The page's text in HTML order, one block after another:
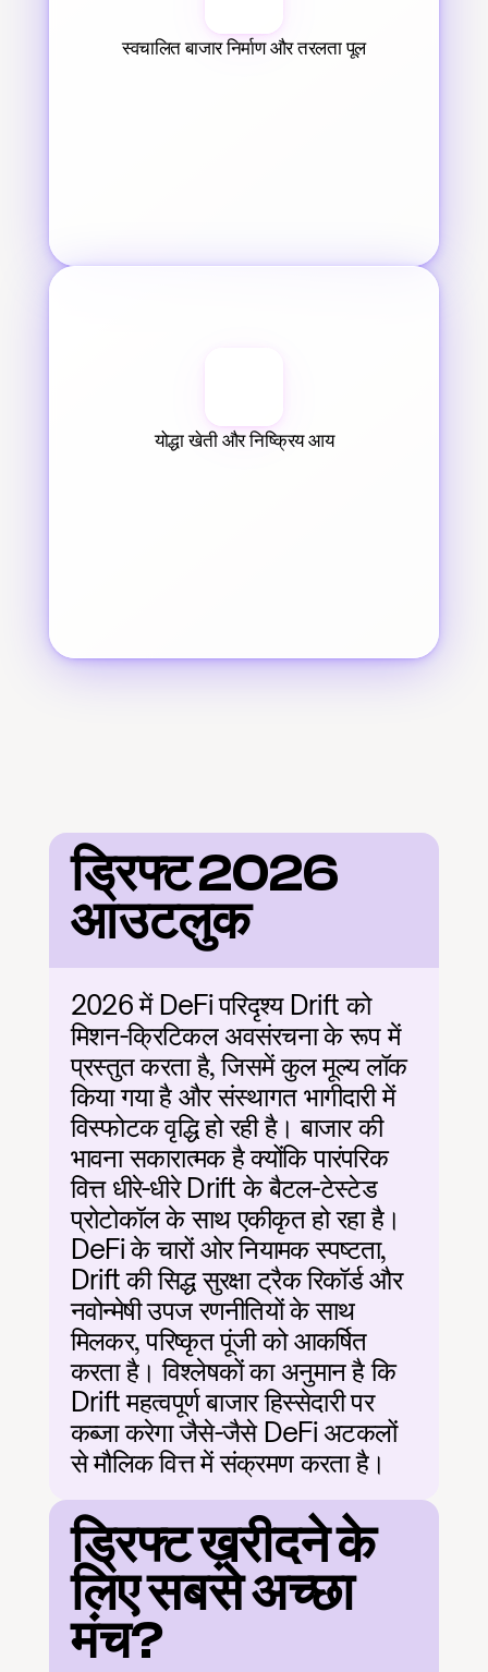
स्वचालित बाजार निर्माण और तरलता पूल
योद्धा खेती और निष्क्रिय आय
ड्रिफ्ट 2026
आउटलुक
2026 में DeFi परिदृश्य Drift को
मिशन-क्रिटिकल अवसंरचना के रूप में
प्रस्तुत करता है, जिसमें कुल मूल्य लॉक
किया गया है और संस्थागत भागीदारी में
विस्फोटक वृद्धि हो रही है। बाजार की
भावना सकारात्मक है क्योंकि पारंपरिक
वित्त धीरे-धीरे Drift के बैटल-टेस्टेड
प्रोटोकॉल के साथ एकीकृत हो रहा है।
DeFi के चारों ओर नियामक स्पष्टता,
Drift की सिद्ध सुरक्षा ट्रैक रिकॉर्ड और
नवोन्मेषी उपज रणनीतियों के साथ
मिलकर, परिष्कृत पूंजी को आकर्षित
करता है। विश्लेषकों का अनुमान है कि
Drift महत्वपूर्ण बाजार हिस्सेदारी पर
कब्जा करेगा जैसे-जैसे DeFi अटकलों
से मौलिक वित्त में संक्रमण करता है।
ड्रिफ्ट ख़रीदने के
लिए सबसे अच्छा
मंच?